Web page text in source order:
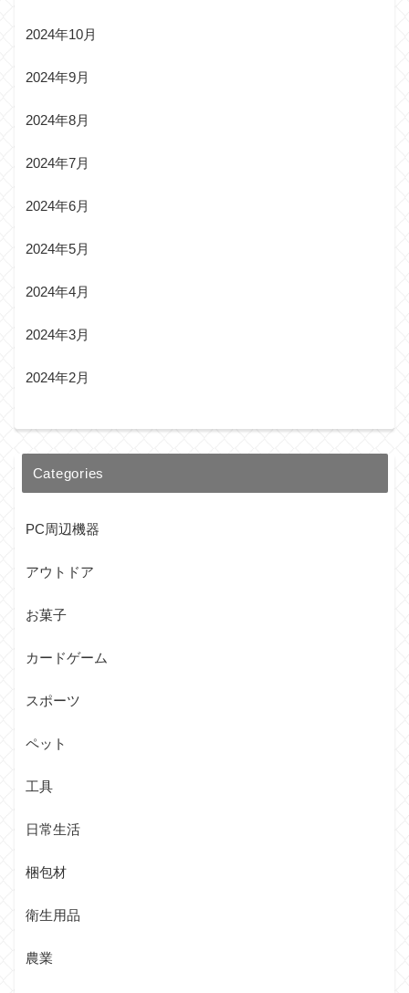
2024年10月
2024年9月
2024年8月
2024年7月
2024年6月
2024年5月
2024年4月
2024年3月
2024年2月
Categories
PC周辺機器
アウトドア
お菓子
カードゲーム
スポーツ
ペット
工具
日常生活
梱包材
衛生用品
農業